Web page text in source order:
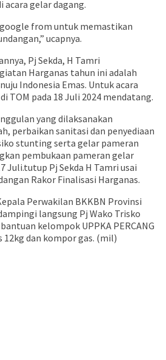
acara gelar dagang.
from untuk memastikan
ucapnya.
Pj Sekda, H Tamri
Harganas tahun ini adalah
Indonesia Emas. Untuk acara
TOM pada 18 Juli 2024 mendatang.
yang dilaksanakan
perbaikan sanitasi dan penyediaan
stunting serta gelar pameran
pembukaan pameran gelar
Juli.tutup Pj Sekda H Tamri usai
Rakor Finalisasi Harganas.
Perwakilan BKKBN Provinsi
langsung Pj Wako Trisko
kelompok UPPKA PERCANG
12kg dan kompor gas. (mil)